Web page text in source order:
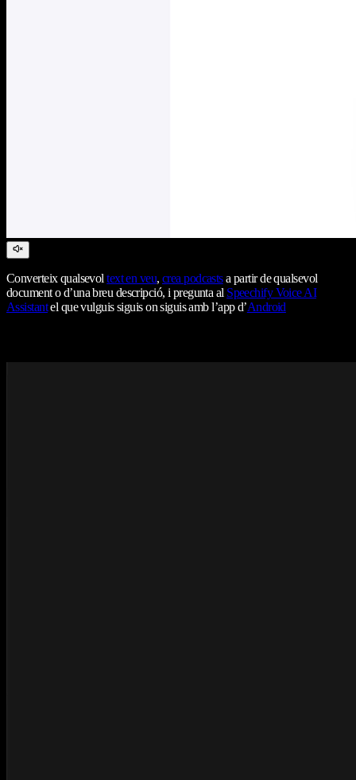
Converteix qualsevoltext en veu, crea podcastsa partir de qualsevol
document o d’una breu descripció, i pregunta al Speechify Voice AI
Assistantel que vulguis siguis on siguis amb l’app d’Android